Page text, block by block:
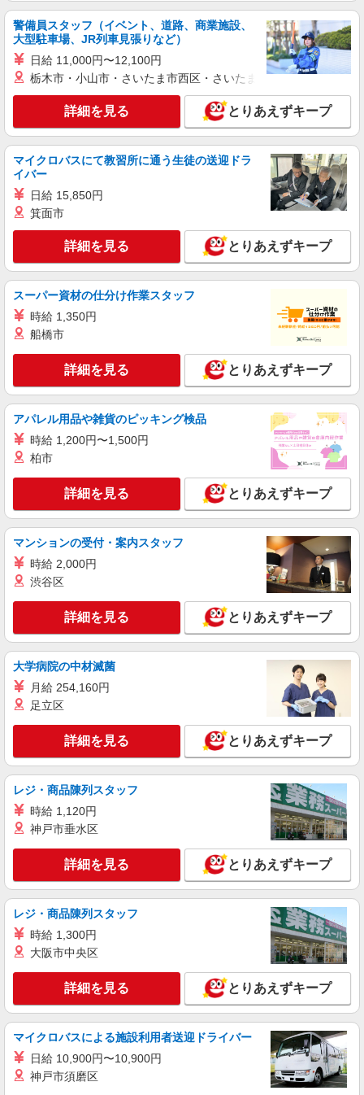
警備員スタッフ（イベント、道路、商業施設、
大型駐車場、JR列車見張りなど）
日給 11,000円〜12,100円
栃木市・小山市・さいたま市西区・さいたま市岩槻区・久喜市・
詳細を見る とりあえずキープ
マイクロバスにて教習所に通う生徒の送迎ドラ
イバー
日給 15,850円
箕面市
詳細を見る とりあえずキープ
スーパー資材の仕分け作業スタッフ
時給 1,350円
船橋市
詳細を見る とりあえずキープ
アパレル用品や雑貨のピッキング検品
時給 1,200円〜1,500円
柏市
詳細を見る とりあえずキープ
マンションの受付・案内スタッフ
時給 2,000円
渋谷区
詳細を見る とりあえずキープ
大学病院の中材滅菌
月給 254,160円
足立区
詳細を見る とりあえずキープ
レジ・商品陳列スタッフ
時給 1,120円
神戸市垂水区
詳細を見る とりあえずキープ
レジ・商品陳列スタッフ
時給 1,300円
大阪市中央区
詳細を見る とりあえずキープ
マイクロバスによる施設利用者送迎ドライバー
日給 10,900円〜10,900円
神戸市須磨区